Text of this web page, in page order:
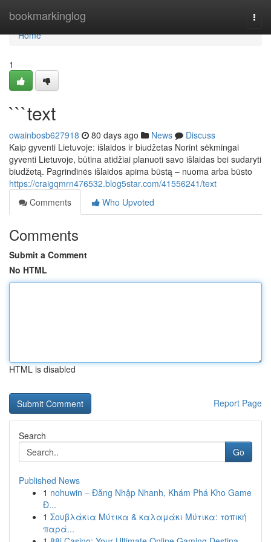
bookmarkinglog
Home
Home
1
```text
owainbosb627918 80 days ago News
Discuss
Kaip gyventi Lietuvoje: išlaidos ir biudžetas Norint sėkmingai
gyventi Lietuvoje, būtina atidžiai planuoti savo išlaidas bei sudaryti
biudžetą. Pagrindinės išlaidos apima būstą – nuoma arba būsto
https://craigqmrn476532.blog5star.com/41556241/text
Comments
Who Upvoted
Comments
Submit a Comment
No HTML
HTML is disabled
Report Page
Search
Go
Published News
1 nohuwin – Đăng Nhập Nhanh, Khám Phá Kho Game
Đ...
1 Σουβλάκια Μύτικα & καλαμάκι Μύτικα: τοπική
παρά...